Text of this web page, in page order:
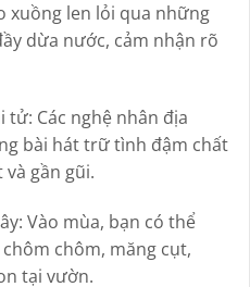
xuồng len lỏi qua những
dừa nước, cảm nhận rõ
tử: Các nghệ nhân địa
bài hát trữ tình đậm chất
gần gũi.
: Vào mùa, bạn có thể
chôm, măng cụt,
tại vườn.